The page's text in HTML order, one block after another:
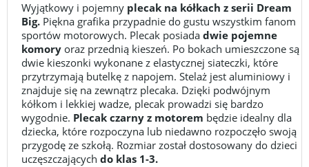
Wyjątkowy i pojemny plecak na kółkach z serii Dream
Big. Piękna grafika przypadnie do gustu wszystkim fanom
sportów motorowych. Plecak posiada dwie pojemne
komory oraz przednią kieszeń. Po bokach umieszczone są
dwie kieszonki wykonane z elastycznej siateczki, które
przytrzymają butelkę z napojem. Stelaż jest aluminiowy i
znajduje się na zewnątrz plecaka. Dzięki podwójnym
kółkom i lekkiej wadze, plecak prowadzi się bardzo
wygodnie. Plecak czarny z motorem będzie idealny dla
dziecka, które rozpoczyna lub niedawno rozpoczęło swoją
przygodę ze szkołą. Rozmiar został dostosowany do dzieci
uczęszczających do klas 1-3.